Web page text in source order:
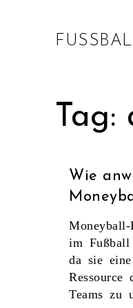
Wie
im
Moneyball-
im Fußball
da sie
Ressource
Teams zu